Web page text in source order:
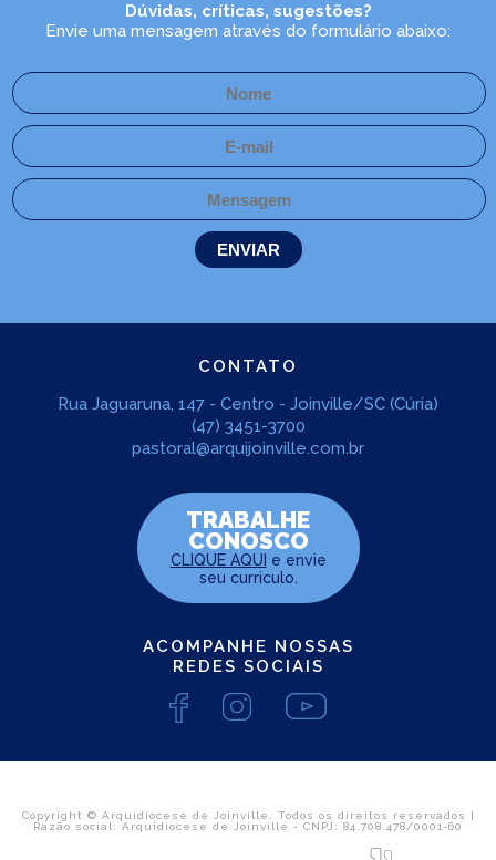
Dúvidas, críticas, sugestões?
Envie uma mensagem através do formulário abaixo:
CONTATO
Rua Jaguaruna, 147 - Centro - Joinville/SC (Cúria)
(47) 3451-3700
pastoral@arquijoinville.com.br
TRABALHE
CONOSCO
CLIQUE AQUI e envie
seu curriculo.
ACOMPANHE NOSSAS
REDES SOCIAIS
Copyright © Arquidiocese de Joinville. Todos os direitos reservados |
Razão social: Arquidiocese de Joinville - CNPJ: 84.708.478/0001-60